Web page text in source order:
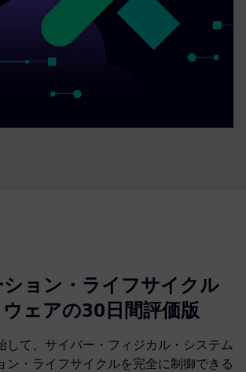
ョン・ライフサイクル
ェアの30日間評価版
して、サイバー・フィジカル・システム
ン・ライフサイクルを完全に制御できる